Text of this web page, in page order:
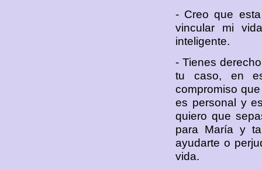
- Creo que
vincular mi
inteligente.
- Tienes
tu caso, en
compromiso
es personal y
quiero que
para María y
ayudarte o
vida.